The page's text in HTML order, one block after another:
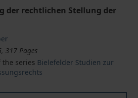
der rechtlichen Stellung der
317 Pages
series Bielefelder Studien zur